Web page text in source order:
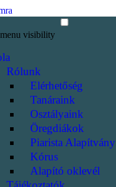
visibility
Rólunk
Elérhetőség
Tanáraink
Osztályaink
Öregdiákok
Piarista Alapítvány
Kórus
Alapító oklevél